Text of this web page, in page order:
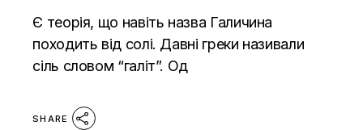
Є теорія, що навіть назва Галичина
походить від солі. Давні греки називали
сіль словом “галіт”. Од
SHARE